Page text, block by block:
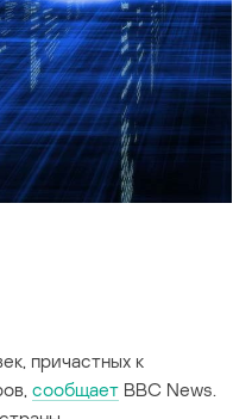
причастных к
сообщает BBC News.